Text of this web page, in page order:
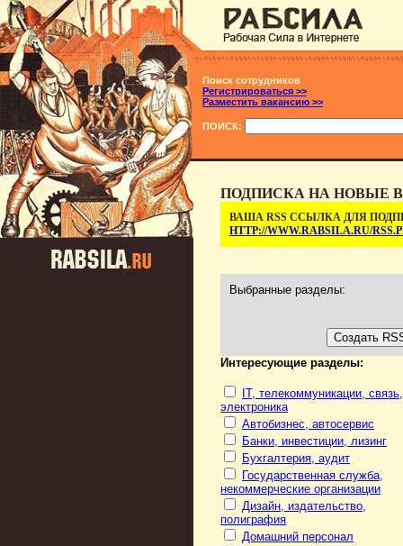
Поиск сотрудников
Регистрироваться >>
Разместить вакансию >>
ПОИСК:
ПОДПИСКА НА НОВЫЕ
ВАША RSS ССЫЛКА ДЛЯ
HTTP://WWW.RABSILA.RU/
Выбранные разделы:
Интересующие разделы:
IT, телекоммуникации, связь,
электроника
Автобизнес, автосервис
Банки, инвестиции, лизинг
Бухгалтерия, аудит
Государственная служба,
некоммерческие организации
Дизайн, издательство,
полиграфия
Домашний персонал